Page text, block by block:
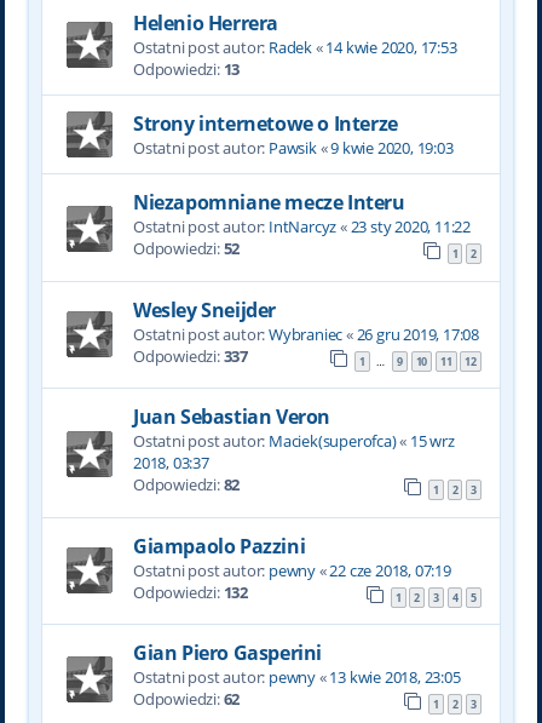
Helenio Herrera
Ostatni post autor: Radek«14 kwie 2020, 17:53
Odpowiedzi: 13
Strony internetowe o Interze
Ostatni post autor: Pawsik«9 kwie 2020, 19:03
Niezapomniane mecze Interu
Ostatni post autor: IntNarcyz«23 sty 2020, 11:22
Odpowiedzi:52 1 2
Wesley Sneijder
Ostatni post autor:Wybraniec«26 gru 2019, 17:08
Odpowiedzi:337 1 … 9 10 11 12
Juan Sebastian Veron
Ostatni post autor: Maciek(superofca)« 15 wrz
2018, 03:37
Odpowiedzi:82 1 2 3
Giampaolo Pazzini
Ostatni post autor: pewny«22 cze 2018, 07:19
Odpowiedzi: 132 1 2 3 4 5
Gian Piero Gasperini
Ostatni post autor: pewny«13 kwie 2018, 23:05
Odpowiedzi:62 1 2 3